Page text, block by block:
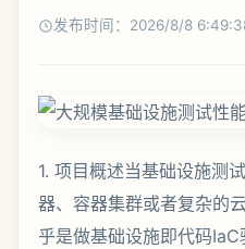
发布时间：2026/8/8
1. 项目概述当基础设施测试慢如蜗牛如果你和我一样长期负责维护成百上千台服务器、容器集群或者复杂的云环境那么你一定对pytest-testinfra这个组合不陌生。它几乎是做基础设施即代码IaC验证和服务器状态测试的“瑞士军刀”用 Python 写断言通过 SSH、Docker、Salt、Ansible 等各种后端去检查远程主机的文件、包、服务、用户——写起来爽读起来也清晰。但爽快感往往止步于测试套件真正跑起来的那一刻。当你的测试目标从一两台机器膨胀到一个包含数十种角色、数百个节点的集群时原本几分钟的测试可能会拉长到半小时甚至更久。屏幕前的你是不是也经历过盯着缓慢滚动的测试输出心里盘算着这时间够喝几杯咖啡的焦灼这就是我们今天要啃的硬骨头大规模基础设施测试下的pytest-testinfra性能优化。性能瓶颈从来不是单一原因造成的它可能源于不合理的测试结构、低效的后端连接、冗余的资源检查甚至是pytest本身运行机制的理解偏差。单纯地“加机器、加资源”是粗放且昂贵的做法。真正的优化是从代码和流程的每一个环节里把被浪费的时间“挤”出来。经过多个大规模云平台和容器化项目的洗礼我总结出了五种经过实战检验的优化方法它们分别从测试设计、执行策略、工具配置和底层原理入手能够系统性地将测试速度提升数倍。无论你是在验证一个全新的 Kubernetes 集群部署还是在对一个已有的数据中心进行合规性扫描这些方法都能让你和你的团队从漫长的等待中解放出来。2. 核心瓶颈分析与优化思路拆解在动手优化之前我们必须像医生诊断一样先找到“病根”。pytest-testinfra测试慢通常不是pytest或testinfra本身慢而是我们的使用方式在规模放大后暴露了问题。我们可以从以下几个维度来系统性分析瓶颈2.1 连接建立与销毁的成本这是最直观的瓶颈。testinfra支持多种后端ssh,docker,salt,ansible,kubectl等。每次执行一个测试函数testinfra都可能需要为每个被测主机建立一次连接例如 SSH 握手测试结束后再断开。对于成百上千次测试这种连接开销是巨大的。尤其是在使用 SSH 后端时TCP 三次握手、密钥交换、用户认证等一系列步骤即使每次只花 100 毫秒累积起来也是可观的时间。2.2 测试用例的粒度和独立性pytest默认的测试发现和执行模式是尽可能保持测试的独立性和隔离性。这意味着默认情况下每个test_函数都是一个独立的“会话”testinfra的hostfixture 可能会被多次初始化和销毁。如果我们写了很多细粒度的测试比如一个测试文件里包含了test_nginx_installed,test_nginx_service_enabled,test_nginx_listening_on_port_80那么testinfra可能会为同一个主机建立三次连接执行三次类似的检查例如三次都需要获取包管理器的状态。2.3 断言执行的冗余与顺序我们常常会无意识地编写重复的检查。例如在测试一个 Web 服务器配置时我们可能先检查 Nginx 包是否安装再检查配置文件是否存在最后检查服务是否运行。如果包都没安装后面的检查注定失败但测试框架依然会执行它们这浪费了时间。此外测试的执行顺序如果是随机的pytest默认随机化可能导致缓存失效或状态依赖问题间接影响性能。2.4 资源检查的低效实现testinfra提供的host.package,host.service,host.file等模块非常方便但其底层实现可能并非最优。例如host.package(“nginx”).is_installed在 Debian 系统上可能会执行dpkg -l | grep nginx在 RHEL 系统上执行rpm -q nginx。如果我们在一个测试中多次检查同一个包或者检查大量不同的包就会产生大量独立的 shell 命令调用其进程创建和输出的解析开销也不容忽视。2.5 Pytest 框架自身的开销与配置pytest本身功能强大插件众多。但一些默认行为或不当配置在测试用例极多时会带来显著开销。例如pytest默认会为每个测试函数收集和设置大量的 fixtures即使你没用会输出详细的终端信息-v会进行断言重写等。这些操作在几千个测试用例的场景下累积的开销会变得非常明显。基于以上分析我们的优化思路就清晰了减少连接次数、合并检查动作、复用已有结果、优化执行流程、精简框架开销。接下来我们将深入这五种具体的优化方法。3. 方法一活用 Pytest Fixture 作用域与缓存这是性价比最高的优化手段直接从pytest的核心机制入手。pytest的 fixture 可以通过scope参数定义其生命周期从而控制资源的创建和销毁频率。默认的陷阱当你使用testinfra时获取主机连接的典型写法是在测试函数中直接使用hostfixture或者通过testinfra.get_host。在默认的function作用域下每个测试函数都会获取一个新的主机连接对象。优化策略将主机连接 fixture 的作用域提升。对于一组针对同一个主机的测试将 fixture 的作用域设为class类级别或module模块级别。这样同一个测试模块或类中的所有测试函数将共享同一个主机连接避免了反复建立连接的开销。实操示例 假设我们有一个测试文件test_web_servers.py要测试两台主机web01和web02。# 优化前每个测试函数都重新建立连接低效 def test_nginx_installed(host): nginx host.package(“nginx”) assert nginx.is_installed def test_nginx_service(host): service host.service(“nginx”) assert service.is_running # 优化后使用 module 作用域的 fixture 复用连接 import pytest import testinfra pytest.fixture(scope“module”) def web_host(request): # 通过参数化或环境变量决定测试哪台主机 hostname getattr(request.module, “TARGET_HOST”, “web01”) return testinfra.get_host(f“ssh://{hostname}”, sudoTrue) def